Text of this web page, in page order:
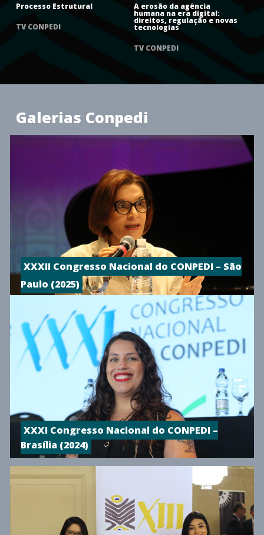
Processo Estrutural
TV CONPEDI
A erosão da agência
humana na era digital:
direitos, regulação e novas
tecnologias
TV CONPEDI
Galerias Conpedi
XXXII Congresso Nacional do CONPEDI – São
Paulo (2025)
XXXI Congresso Nacional do CONPEDI –
Brasília (2024)